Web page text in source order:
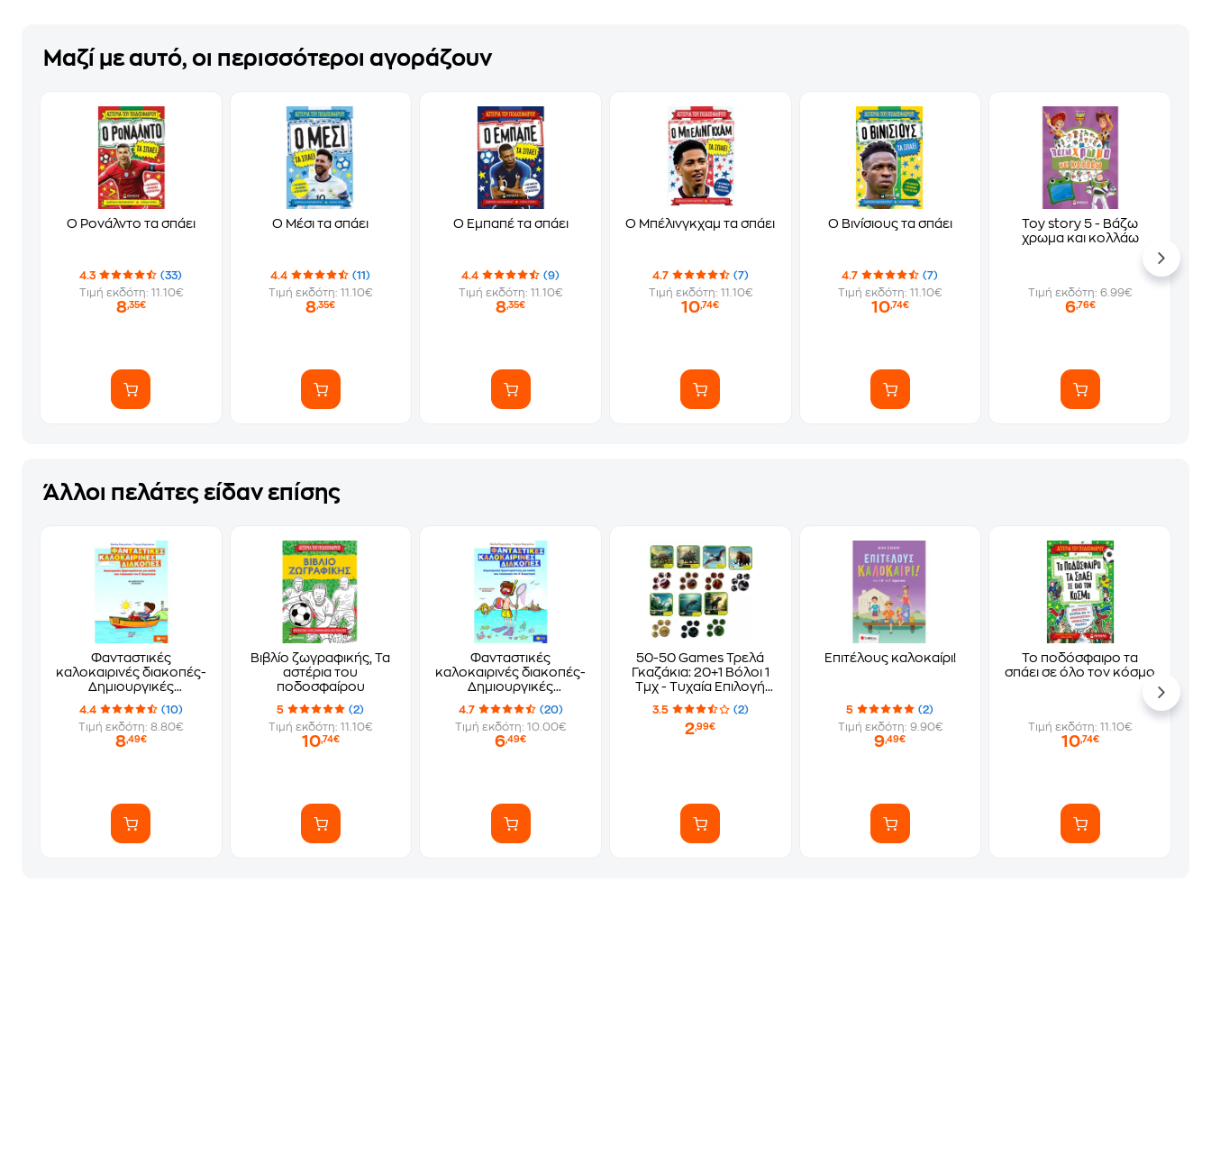
Μαζί με αυτό, οι περισσότεροι αγοράζουν
Ο Ρονάλντο τα σπάει
4.3
(33)
Τιμή εκδότη: 11.10€
8,35€
Ο Μέσι τα σπάει
4.4
(11)
Τιμή εκδότη: 11.10€
8,35€
Ο Εμπαπέ τα σπάει
4.4
(9)
Τιμή εκδότη: 11.10€
8,35€
Ο Μπέλινγκχαμ τα σπάει
4.7
(7)
Τιμή εκδότη: 11.10€
10,74€
Ο Βινίσιους τα σπάει
4.7
(7)
Τιμή εκδότη: 11.10€
10,74€
Toy story 5 - Βάζω
χρωμα και κολλάω
Τιμή εκδότη: 6.99€
6,76€
Άλλοι πελάτες είδαν επίσης
Φανταστικές
καλοκαιρινές διακοπές-
Δημιουργικές
δραστηριότητες για
παιδιά που τελείωσαν
την Ε' δημοτικού
4.4
(10)
Τιμή εκδότη: 8.80€
8,49€
Βιβλίο ζωγραφικής, Τα
αστέρια του
ποδοσφαίρου
5
(2)
Τιμή εκδότη: 11.10€
10,74€
Φανταστικές
καλοκαιρινές διακοπές-
Δημιουργικές
δραστηριότητες για
παιδιά που τελείωσαν
την Α' δημοτικού
4.7
(20)
Τιμή εκδότη: 10.00€
6,49€
50-50 Games Τρελά
Γκαζάκια: 20+1 Βόλοι 1
Τμχ - Τυχαία Επιλογή
Σχεδίου
3.5 (2)
2,99€
Επιτέλους καλοκαίρι!
5
(2)
Τιμή εκδότη: 9.90€
9,49€
Το ποδόσφαιρο τα
σπάει σε όλο τον κόσμο
Τιμή εκδότη: 11.10€
10,74€